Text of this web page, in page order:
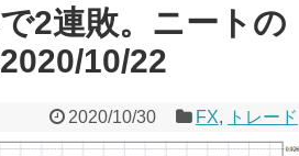
2連敗。ニートの
10/22
2020/10/30 FX, トレード